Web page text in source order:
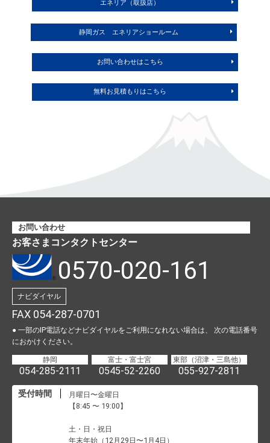
エネリア（取扱店）
静岡ガス エネリアショールーム
お問い合わせはこちら
無料お見積もりはこちら
お問い合わせ
お客さまコンタクトセンター
0570-020-161
ナビダイヤル
FAX 054-287-0701
● 一部のIP電話などナビダイヤルをご利用になれない場合は、
次の電話番号
におかけください。
静岡
054-285-2111
富士・富士宮
0545-52-2260
東部（沼津・三島他）
055-927-2811
受付時間
月曜日〜金曜日
【8:45 〜 19:00】
土・日・祝日
年末年始（12月29日〜1月4日）